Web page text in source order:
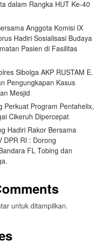
dalam Rangka HUT Ke-40
Anggota Komisi IX
Hadiri Sosialisasi Budaya
Pasien di Fasilitas
Sibolga AKP RUSTAM E.
Pengungkapan Kasus
Mesjid
Perkuat Program Pentahelix,
Cikeruh Dipercepat
Hadiri Rakor Bersama
DPR RI : Dorong
FL Tobing dan
untuk ditampilkan.